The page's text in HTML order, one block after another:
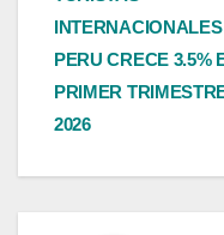
de
entradas
PERU CRECE 3.5%
PRIMER
2026